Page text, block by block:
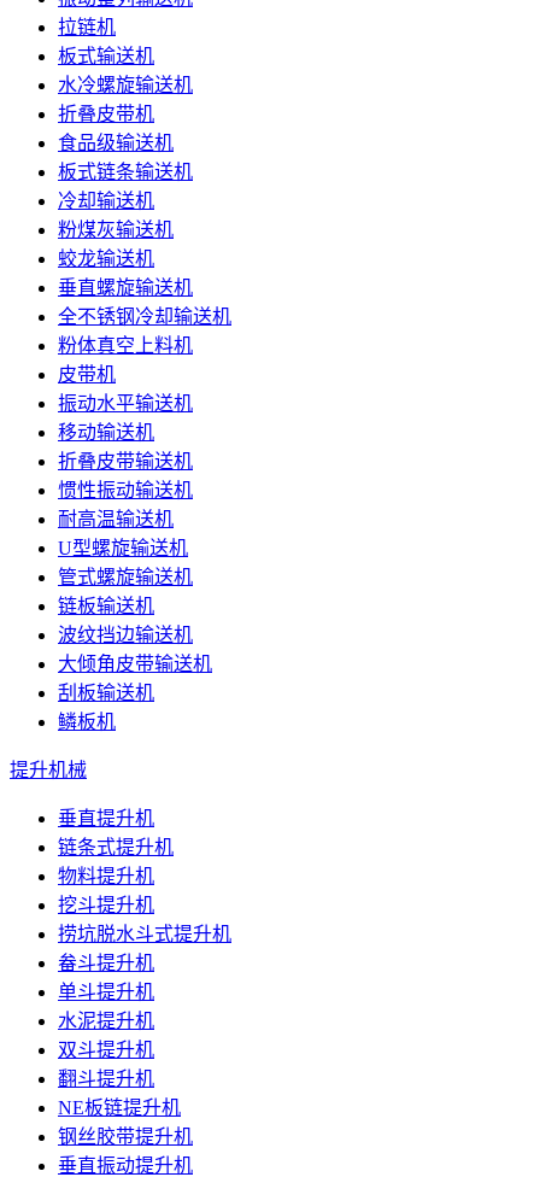
拉链机
板式输送机
水冷螺旋输送机
折叠皮带机
食品级输送机
板式链条输送机
冷却输送机
粉煤灰输送机
蛟龙输送机
垂直螺旋输送机
全不锈钢冷却输送机
粉体真空上料机
皮带机
振动水平输送机
移动输送机
折叠皮带输送机
惯性振动输送机
耐高温输送机
U型螺旋输送机
管式螺旋输送机
链板输送机
波纹挡边输送机
大倾角皮带输送机
刮板输送机
鳞板机
提升机械
垂直提升机
链条式提升机
物料提升机
挖斗提升机
捞坑脱水斗式提升机
畚斗提升机
单斗提升机
水泥提升机
双斗提升机
翻斗提升机
NE板链提升机
钢丝胶带提升机
垂直振动提升机